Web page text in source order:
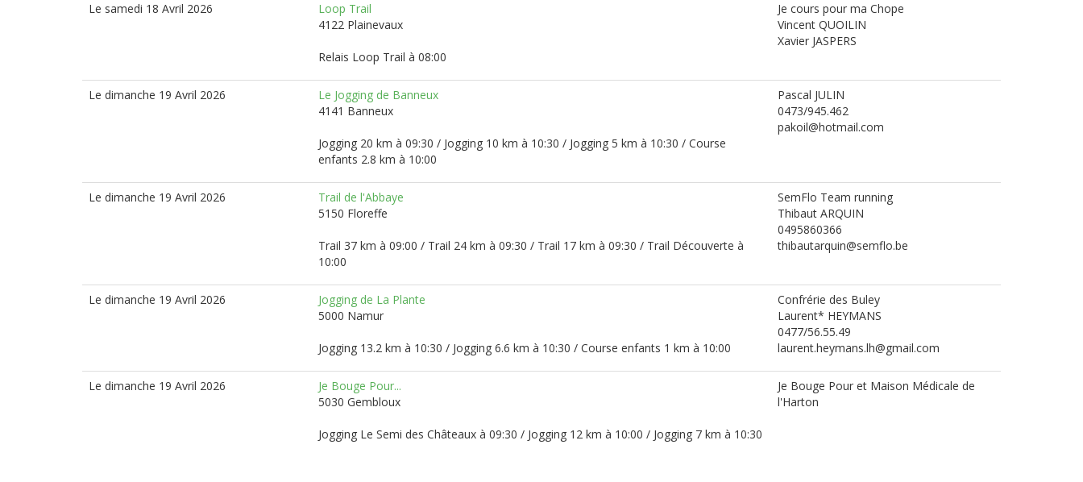
Le samedi 18 Avril 2026
Loop Trail
4122 Plainevaux
Relais Loop Trail à 08:00
Je cours pour ma Chope
Vincent QUOILIN
Xavier JASPERS
Le dimanche 19 Avril 2026
Le Jogging de Banneux
4141 Banneux
Jogging 20 km à 09:30 / Jogging 10 km à 10:30 / Jogging 5 km à 10:30 / Course
enfants 2.8 km à 10:00
Pascal JULIN
0473/945.462
pakoil@hotmail.com
Le dimanche 19 Avril 2026
Trail de l'Abbaye
5150 Floreffe
Trail 37 km à 09:00 / Trail 24 km à 09:30 / Trail 17 km à 09:30 / Trail Découverte à
10:00
SemFlo Team running
Thibaut ARQUIN
0495860366
thibautarquin@semflo.be
Le dimanche 19 Avril 2026
Jogging de La Plante
5000 Namur
Jogging 13.2 km à 10:30 / Jogging 6.6 km à 10:30 / Course enfants 1 km à 10:00
Confrérie des Buley
Laurent* HEYMANS
0477/56.55.49
laurent.heymans.lh@gmail.com
Le dimanche 19 Avril 2026
Je Bouge Pour...
5030 Gembloux
Jogging Le Semi des Châteaux à 09:30 / Jogging 12 km à 10:00 / Jogging 7 km à 10:30
Je Bouge Pour et Maison Médicale de
l'Harton